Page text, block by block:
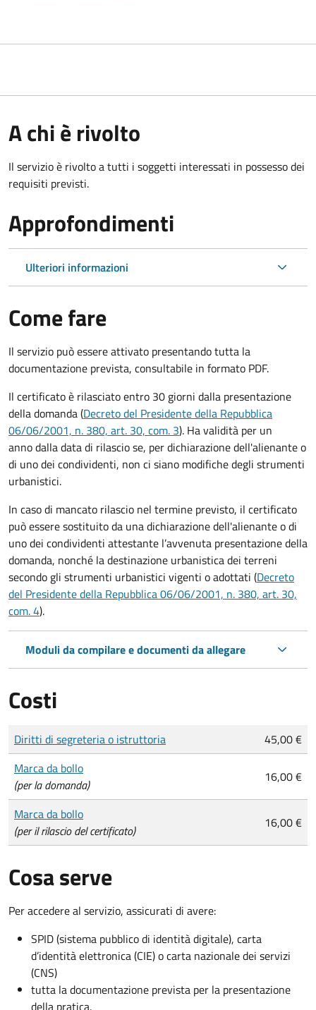
A chi è rivolto
Il servizio è rivolto a tutti i soggetti interessati in possesso dei
requisiti previsti.
Approfondimenti
Ulteriori informazioni
Come fare
Il servizio può essere attivato presentando tutta la
documentazione prevista, consultabile in formato PDF.
Il certificato è rilasciato entro 30 giorni dalla presentazione
della domanda (Decreto del Presidente della Repubblica
06/06/2001, n. 380, art. 30, com. 3). Ha validità per un
anno dalla data di rilascio se, per dichiarazione dell'alienante o
di uno dei condividenti, non ci siano modifiche degli strumenti
urbanistici.
In caso di mancato rilascio nel termine previsto, il certificato
può essere sostituito da una dichiarazione dell'alienante o di
uno dei condividenti attestante l’avvenuta presentazione della
domanda, nonché la destinazione urbanistica dei terreni
secondo gli strumenti urbanistici vigenti o adottati (Decreto
del Presidente della Repubblica 06/06/2001, n. 380, art. 30,
com. 4).
Moduli da compilare e documenti da allegare
Costi
Tipo di pagamento
Importo
Diritti di segreteria o istruttoria
45,00 €
Marca da bollo
(per la domanda)
16,00 €
Marca da bollo
(per il rilascio del certificato)
16,00 €
Cosa serve
Per accedere al servizio, assicurati di avere:
SPID (sistema pubblico di identità digitale), carta
d’identità elettronica (CIE) o carta nazionale dei servizi
(CNS)
tutta la documentazione prevista per la presentazione
della pratica.